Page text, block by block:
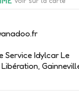
Voir sur la carte
Service Idylcar Le
Gainneville,